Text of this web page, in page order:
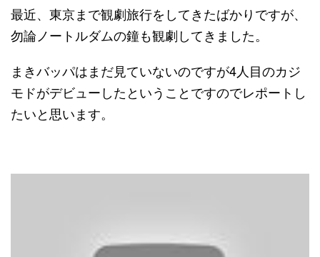
最近、東京まで観劇旅行をしてきたばかりですが、
勿論ノートルダムの鐘も観劇してきました。
まきバッパはまだ見ていないのですが4人目のカジ
モドがデビューしたということですのでレポートし
たいと思います。